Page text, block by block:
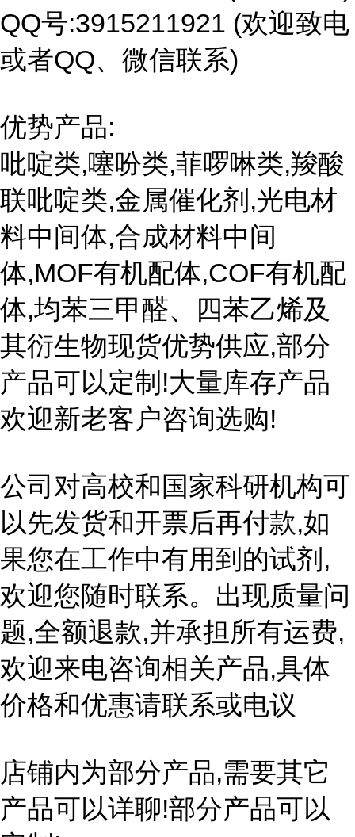
QQ号:3915211921 (欢迎致电
或者QQ、微信联系)
优势产品:
吡啶类,噻吩类,菲啰啉类,羧酸
联吡啶类,金属催化剂,光电材
料中间体,合成材料中间
体,MOF有机配体,COF有机配
体,均苯三甲醛、四苯乙烯及
其衍生物现货优势供应,部分
产品可以定制!大量库存产品
欢迎新老客户咨询选购!
公司对高校和国家科研机构可
以先发货和开票后再付款,如
果您在工作中有用到的试剂,
欢迎您随时联系。出现质量问
题,全额退款,并承担所有运费,
欢迎来电咨询相关产品,具体
价格和优惠请联系或电议
店铺内为部分产品,需要其它
产品可以详聊!部分产品可以